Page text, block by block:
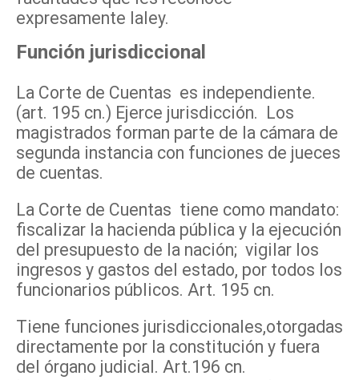
expresamente laley.
Función jurisdiccional
La Corte de Cuentas es independiente.
(art. 195 cn.) Ejerce jurisdicción. Los
magistrados forman parte de la cámara de
segunda instancia con funciones de jueces
de cuentas.
La Corte de Cuentas tiene como mandato:
fiscalizar la hacienda pública y la ejecución
del presupuesto de la nación; vigilar los
ingresos y gastos del estado, por todos los
funcionarios públicos. Art. 195 cn.
Tiene funciones jurisdiccionales,otorgadas
directamente por la constitución y fuera
del órgano judicial. Art.196 cn.